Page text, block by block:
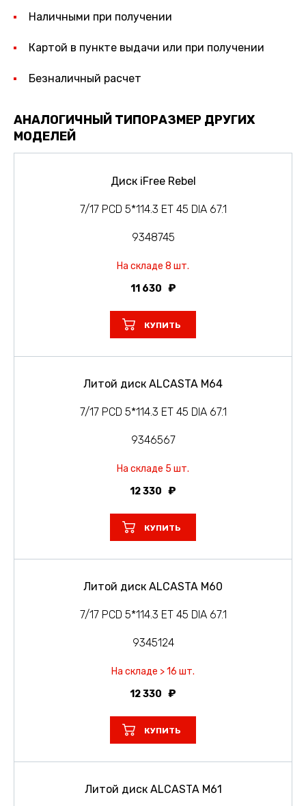
Наличными при получении
Картой в пункте выдачи или при получении
Безналичный расчет
АНАЛОГИЧНЫЙ ТИПОРАЗМЕР ДРУГИХ
МОДЕЛЕЙ
Диск iFree Rebel
7/17 PCD 5*114.3 ET 45 DIA 67.1
9348745
На складе 8 шт.
11 630
КУПИТЬ
Литой диск ALCASTA M64
7/17 PCD 5*114.3 ET 45 DIA 67.1
9346567
На складе 5 шт.
12 330
КУПИТЬ
Литой диск ALCASTA M60
7/17 PCD 5*114.3 ET 45 DIA 67.1
9345124
На складе > 16 шт.
12 330
КУПИТЬ
Литой диск ALCASTA M61